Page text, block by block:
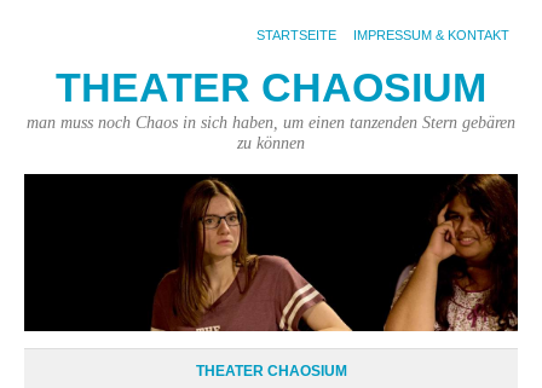
STARTSEITE IMPRESSUM & KONTAKT
THEATER CHAOSIUM
man muss noch Chaos in sich haben, um einen tanzenden Stern gebären
zu können
THEATER CHAOSIUM